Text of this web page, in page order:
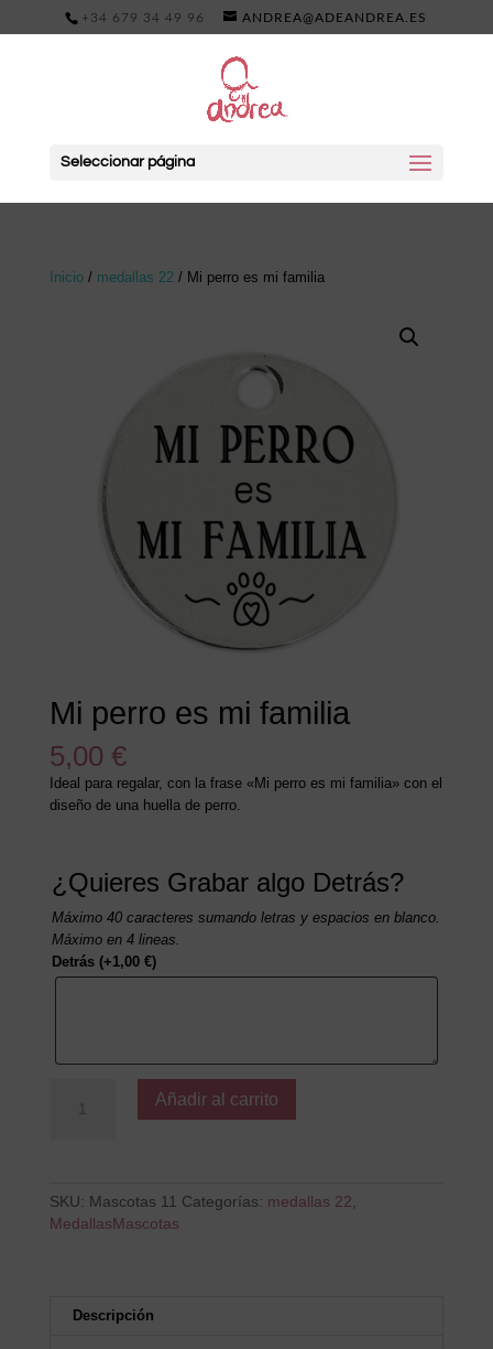
+34 679 34 49 96 ANDREA@ADEANDREA.ES
Seleccionar página
Inicio/ medallas 22/ Mi perro es mi familia
Mi perro es mi familia
5,00 €
Ideal para regalar, con la frase «Mi perro es mi familia» con el
diseño de una huella de perro.
¿Quieres Grabar algo Detrás?
Máximo 40 caracteres sumando letras y espacios en blanco.
Máximo en 4 lineas.
Detrás (+1,00 €)
perro
cantidad
Añadir al carrito
SKU: Mascotas 11 Categorías: medallas 22,
MedallasMascotas
Descripción